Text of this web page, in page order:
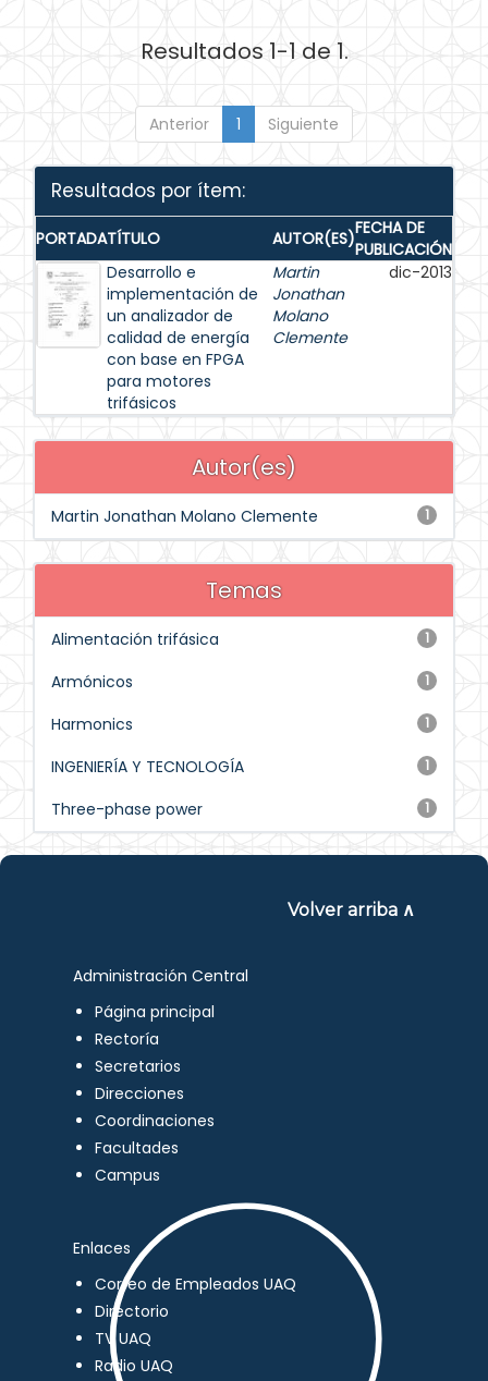
Resultados 1-1 de 1.
Anterior 1 Siguiente
Resultados por ítem:
PORTADATÍTULO AUTOR(ES)FECHA DE
PUBLICACIÓN
Desarrollo e
implementación de
un analizador de
calidad de energía
con base en FPGA
para motores
trifásicos
Martin
Jonathan
Molano
Clemente
dic-2013
Autor(es)
1
Martin Jonathan Molano Clemente
Temas
1
Alimentación trifásica
1
Armónicos
1
Harmonics
1
INGENIERÍA Y TECNOLOGÍA
1
Three-phase power
Volver arriba ∧
Administración Central
Página principal
Rectoría
Secretarios
Direcciones
Coordinaciones
Facultades
Campus
Enlaces
Correo de Empleados UAQ
Directorio
TV UAQ
Radio UAQ